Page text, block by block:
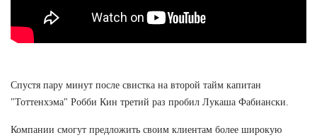
Спустя пару минут после свистка на второй тайм капитан
"Тоттенхэма" Робби Кин третий раз пробил Лукаша Фабиански.
Компании смогут предложить своим клиентам более широкую